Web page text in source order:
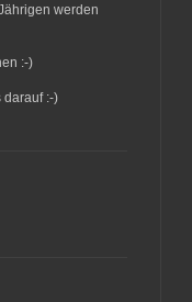
werden
:-)
darauf :-)